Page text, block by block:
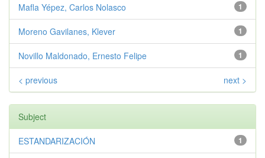
1
Mafla Yépez, Carlos Nolasco
1
Moreno Gavilanes, Klever
1
Novillo Maldonado, Ernesto Felipe
< previous next >
Subject
1
ESTANDARIZACIÓN